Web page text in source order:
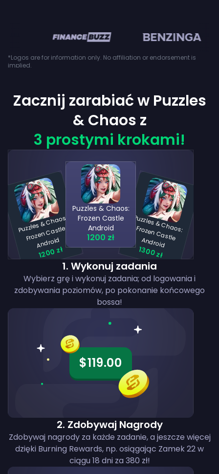
*Logos are for information only. No affiliation or endorsement is
implied.
Zacznij zarabiać w Puzzles
& Chaos z
3 prostymi krokami!
P
uzzles
&
C
h
a
os:
Fr
oze
n
C
astle
A
n
dr
oi
d
1200 zł
Puzzles & Chaos:
Frozen Castle
Android
1200 zł
Pu
zzles &
C
h
a
o
s:
Fro
zen
C
a
stle
A
n
d
ro
id
1300 zł
1. Wykonuj zadania
Wybierz grę i wykonuj zadania; od logowania i
zdobywania poziomów, po pokonanie końcowego
bossa!
$119.00
2. Zdobywaj Nagrody
Zdobywaj nagrody za każde zadanie, a jeszcze więcej
dzięki Burning Rewards, np. osiągając Zamek 22 w
ciągu 18 dni za 380 zł!